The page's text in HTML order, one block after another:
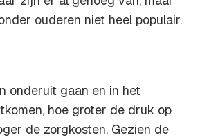
ouderen niet heel populair.
onderuit gaan en in het
hoe groter de druk op
de zorgkosten. Gezien de